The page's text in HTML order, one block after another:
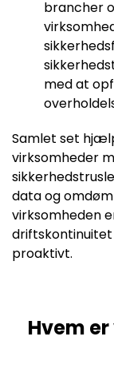
brancher
med at
Samlet set
virksomheder
data og
virksomheden
driftskontinuitet
proaktivt.
Hvem